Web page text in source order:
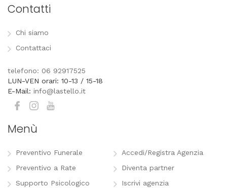
Contatti
Chi siamo
Contattaci
telefono: 06 92917525
LUN-VEN orari: 10-13 / 15-18
E-Mail: info@lastello.it
Menù
Preventivo Funerale
Preventivo a Rate
Supporto Psicologico
Accedi/Registra Agenzia
Diventa partner
Iscrivi agenzia